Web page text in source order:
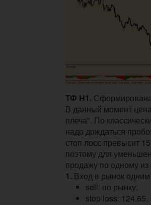
ТФ H1.
В данный момент
плеча". По
надо дождаться
стоп лосс превысит
поэтому для
продажу по одному из
1. Вход в рынок
sell: по рынку;
stop loss: 124.65.